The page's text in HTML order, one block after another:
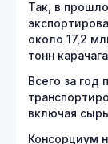
Так, в
около 17,2
тонн
Всего за год
включая
Консорциум